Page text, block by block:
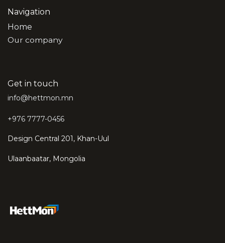
Navigation
Home
Our company
Get in touch
info@hettmon.mn
+976 7777-0456
Design Central 201, Khan-Uul
Ulaanbaatar, Mongolia